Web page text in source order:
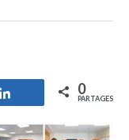
Partagez 0
PARTAGES